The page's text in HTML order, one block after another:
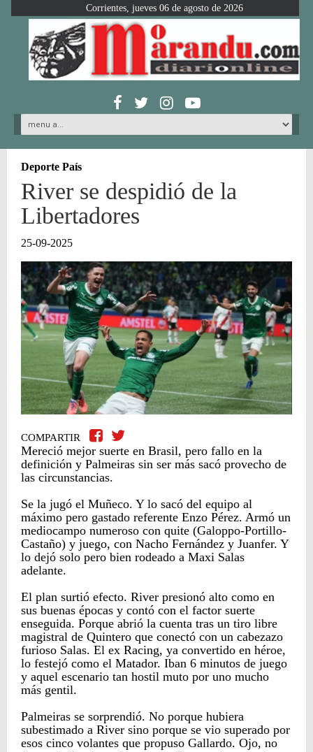
Corrientes, jueves 06 de agosto de 2026
Deporte País
River se despidió de la
Libertadores
25-09-2025
COMPARTIR
Mereció mejor suerte en Brasil, pero fallo en la
definición y Palmeiras sin ser más sacó provecho de
las circunstancias.
Se la jugó el Muñeco. Y lo sacó del equipo al
máximo pero gastado referente Enzo Pérez. Armó un
mediocampo numeroso con quite (Galoppo-Portillo-
Castaño) y juego, con Nacho Fernández y Juanfer. Y
lo dejó solo pero bien rodeado a Maxi Salas
adelante.
El plan surtió efecto. River presionó alto como en
sus buenas épocas y contó con el factor suerte
enseguida. Porque abrió la cuenta tras un tiro libre
magistral de Quintero que conectó con un cabezazo
furioso Salas. El ex Racing, ya convertido en héroe,
lo festejó como el Matador. Iban 6 minutos de juego
y aquel escenario tan hostil muto por uno mucho
más gentil.
Palmeiras se sorprendió. No porque hubiera
subestimado a River sino porque se vio superado por
esos cinco volantes que propuso Gallardo. Ojo, no